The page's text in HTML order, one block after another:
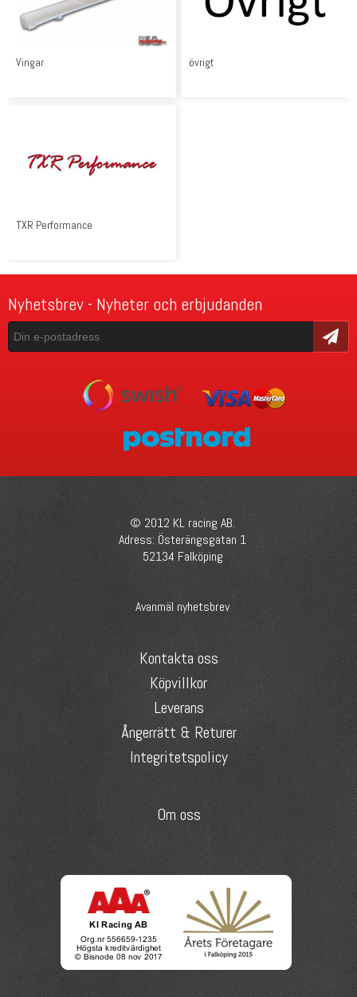
Vingar övrigt
TXR Performance
Nyhetsbrev - Nyheter och erbjudanden
Skicka
© 2012 KL racing AB.
Adress: Österängsgatan 1
52134 Falköping
Avanmäl nyhetsbrev
Kontakta oss
Köpvillkor
Leverans
Ångerrätt & Returer
Integritetspolicy
Om oss